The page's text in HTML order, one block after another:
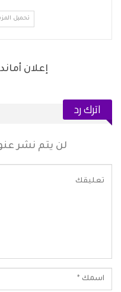
تحميل
اترك رد
لن يتم نشر